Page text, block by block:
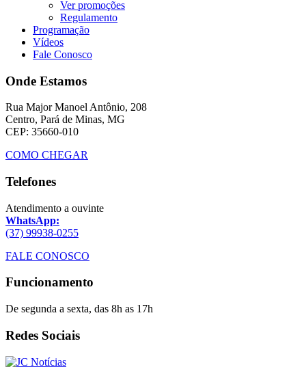
Ver promoções
Regulamento
Programação
Vídeos
Fale Conosco
Onde Estamos
Rua Major Manoel Antônio, 208
Centro, Pará de Minas, MG
CEP: 35660-010
COMO CHEGAR
Telefones
Atendimento a ouvinte
WhatsApp:
(37) 99938-0255
FALE CONOSCO
Funcionamento
De segunda a sexta, das 8h as 17h
Redes Sociais